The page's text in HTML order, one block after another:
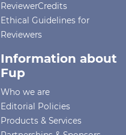
ReviewerCredits
Ethical Guidelines for
Reviewers
Information about
Fup
Who we are
Editorial Policies
Products & Services